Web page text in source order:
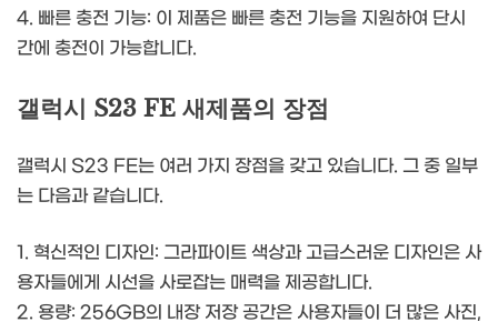
4. 빠른 충전 기능: 이 제품은 빠른 충전 기능을 지원하여 단시
간에 충전이 가능합니다.
갤럭시 S23 FE 새제품의 장점
갤럭시 S23 FE는 여러 가지 장점을 갖고 있습니다. 그 중 일부
는 다음과 같습니다.
1. 혁신적인 디자인: 그라파이트 색상과 고급스러운 디자인은 사
용자들에게 시선을 사로잡는 매력을 제공합니다.
2. 용량: 256GB의 내장 저장 공간은 사용자들이 더 많은 사진,